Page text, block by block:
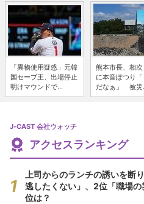
「異物使用疑惑」元韓
国セーブ王、出場停止
明けマウンドで...
熊本市長、相
に本音ぽつり
だなぁ」 被災
J-CAST 会社ウォッチ
アクセスランキング
上司からのランチの誘いを断
逃したくない」、2位「職場
位は？